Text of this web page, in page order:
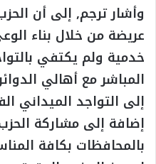
وأشار ترجم, إلى أن
عريضة من خلال بناء
خدمية ولم يكتفي
المباشر مع أهالي
إلى التواجد الميداني
إضافة إلى مشاركة
بالمحافظات بكافة